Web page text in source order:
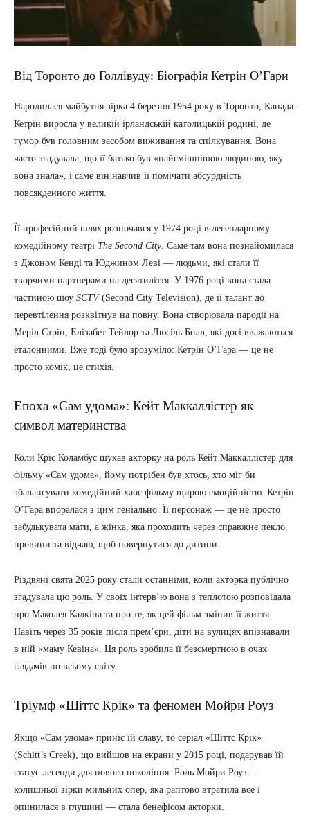
Від Торонто до Голлівуду: Біографія Кетрін О’Гари
Народилася майбутня зірка 4 березня 1954 року в Торонто, Канада.
Кетрін виросла у великій ірландській католицькій родині, де
гумор був головним засобом виживання та спілкування. Вона
часто згадувала, що її батько був «найсмішнішою людиною, яку
вона знала», і саме він навчив її помічати абсурдність
повсякденного життя.
Її професійний шлях розпочався у 1974 році в легендарному
комедійному театрі The Second City. Саме там вона познайомилася
з Джоном Кенді та Юджином Леві — людьми, які стали її
творчими партнерами на десятиліття. У 1976 році вона стала
частиною шоу SCTV(Second City Television), де її талант до
перевтілення розквітнув на повну. Вона створювала пародії на
Меріл Стріп, Елізабет Тейлор та Люсіль Болл, які досі вважаються
еталонними. Вже тоді було зрозуміло: Кетрін О’Гара — це не
просто комік, це стихія.
Епоха «Сам удома»: Кейт Маккаллістер як
символ материнства
Коли Кріс Коламбус шукав акторку на роль Кейт Маккаллістер для
фільму «Сам удома», йому потрібен був хтось, хто міг би
збалансувати комедійний хаос фільму щирою емоційністю. Кетрін
О’Гара впоралася з цим геніально. Її персонаж — це не просто
забудькувата мати, а жінка, яка проходить через справжнє пекло
провини та відчаю, щоб повернутися до дитини.
Різдвяні свята 2025 року стали останніми, коли акторка публічно
згадувала цю роль. У своїх інтерв’ю вона з теплотою розповідала
про Маколея Калкіна та про те, як цей фільм змінив її життя.
Навіть через 35 років після прем’єри, діти на вулицях впізнавали
в ній «маму Кевіна». Ця роль зробила її безсмертною в очах
глядачів по всьому світу.
Тріумф «Шіттс Крік» та феномен Мойри Роуз
Якщо «Сам удома» приніс їй славу, то серіал «Шіттс Крік»
(Schitt’s Creek), що вийшов на екрани у 2015 році, подарував їй
статус легенди для нового покоління. Роль Мойри Роуз —
колишньої зірки мильних опер, яка раптово втратила все і
опинилася в глушині — стала бенефісом акторки.